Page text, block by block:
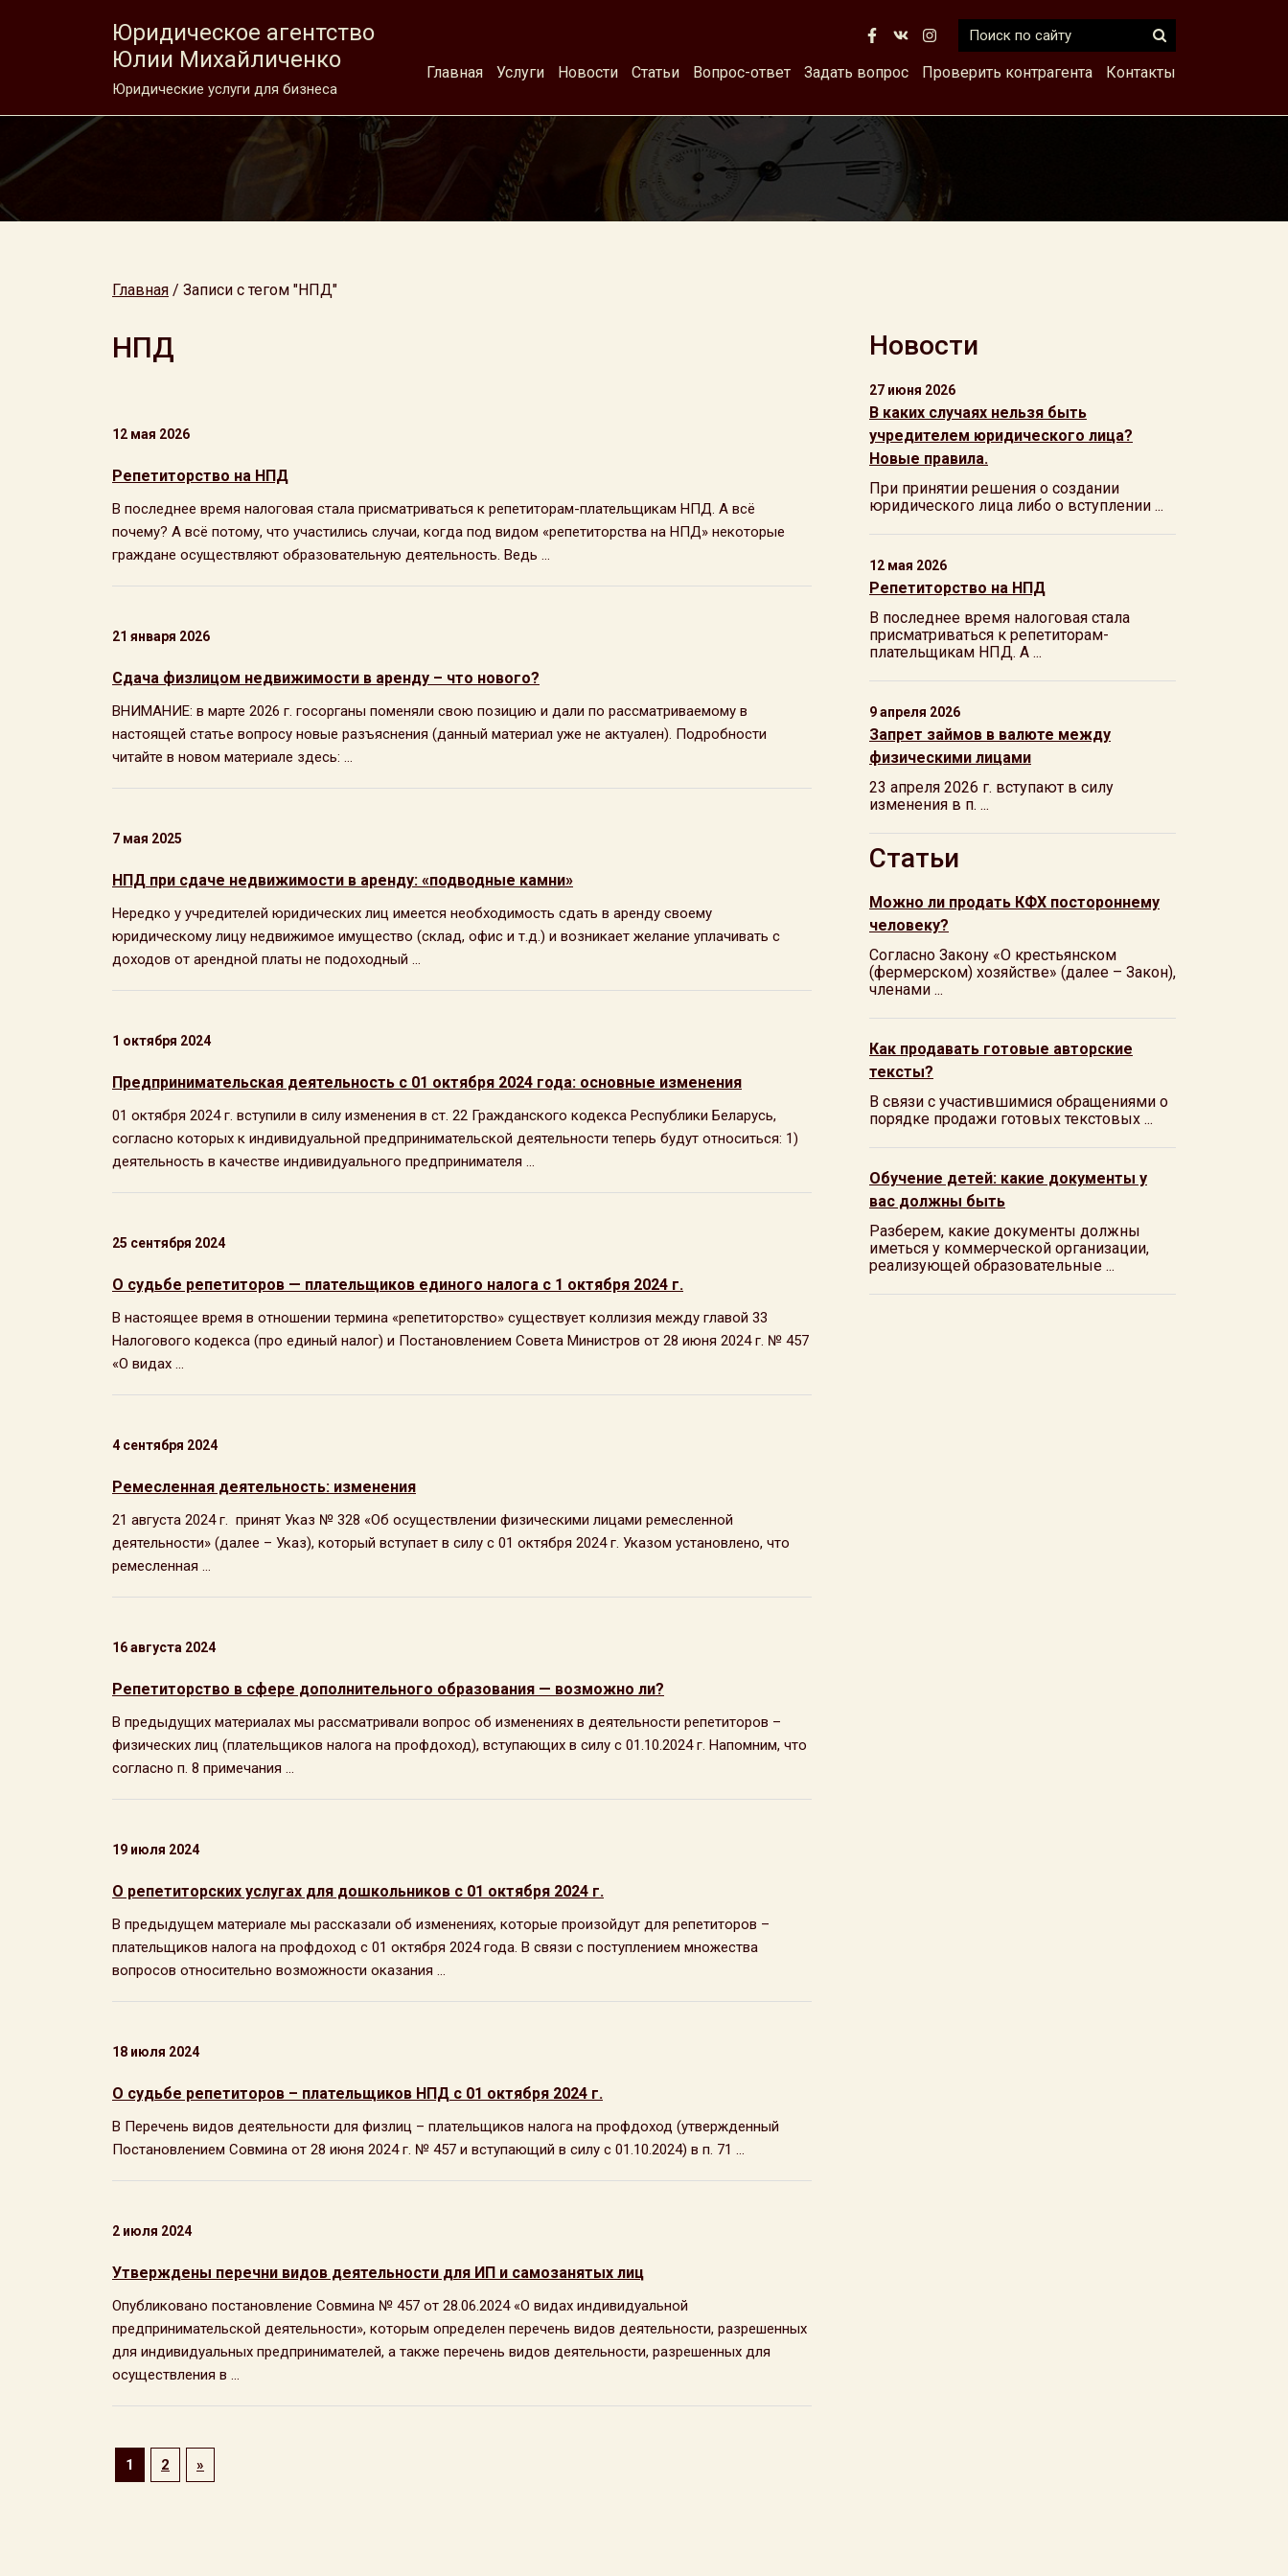
Юридическое агентство
Юлии Михайличенко
Юридические услуги для бизнеса
Главная Услуги Новости Статьи Вопрос-ответ Задать вопрос Проверить контрагента Контакты
Главная / Записи с тегом "НПД"
НПД
12 мая 2026
Репетиторство на НПД
В последнее время налоговая стала присматриваться к репетиторам-плательщикам НПД. А всё
почему? А всё потому, что участились случаи, когда под видом «репетиторства на НПД» некоторые
граждане осуществляют образовательную деятельность. Ведь ...
21 января 2026
Сдача физлицом недвижимости в аренду – что нового?
ВНИМАНИЕ: в марте 2026 г. госорганы поменяли свою позицию и дали по рассматриваемому в
настоящей статье вопросу новые разъяснения (данный материал уже не актуален). Подробности
читайте в новом материале здесь: ...
7 мая 2025
НПД при сдаче недвижимости в аренду: «подводные камни»
Нередко у учредителей юридических лиц имеется необходимость сдать в аренду своему
юридическому лицу недвижимое имущество (склад, офис и т.д.) и возникает желание уплачивать с
доходов от арендной платы не подоходный ...
1 октября 2024
Предпринимательская деятельность с 01 октября 2024 года: основные изменения
01 октября 2024 г. вступили в силу изменения в ст. 22 Гражданского кодекса Республики Беларусь,
согласно которых к индивидуальной предпринимательской деятельности теперь будут относиться: 1)
деятельность в качестве индивидуального предпринимателя ...
25 сентября 2024
О судьбе репетиторов — плательщиков единого налога с 1 октября 2024 г.
В настоящее время в отношении термина «репетиторство» существует коллизия между главой 33
Налогового кодекса (про единый налог) и Постановлением Совета Министров от 28 июня 2024 г. № 457
«О видах ...
4 сентября 2024
Ремесленная деятельность: изменения
21 августа 2024 г. принят Указ № 328 «Об осуществлении физическими лицами ремесленной
деятельности» (далее – Указ), который вступает в силу с 01 октября 2024 г. Указом установлено, что
ремесленная ...
16 августа 2024
Репетиторство в сфере дополнительного образования — возможно ли?
В предыдущих материалах мы рассматривали вопрос об изменениях в деятельности репетиторов –
физических лиц (плательщиков налога на профдоход), вступающих в силу с 01.10.2024 г. Напомним, что
согласно п. 8 примечания ...
19 июля 2024
О репетиторских услугах для дошкольников с 01 октября 2024 г.
В предыдущем материале мы рассказали об изменениях, которые произойдут для репетиторов –
плательщиков налога на профдоход с 01 октября 2024 года. В связи с поступлением множества
вопросов относительно возможности оказания ...
18 июля 2024
О судьбе репетиторов – плательщиков НПД с 01 октября 2024 г.
В Перечень видов деятельности для физлиц – плательщиков налога на профдоход (утвержденный
Постановлением Совмина от 28 июня 2024 г. № 457 и вступающий в силу с 01.10.2024) в п. 71 ...
2 июля 2024
Утверждены перечни видов деятельности для ИП и самозанятых лиц
Опубликовано постановление Совмина № 457 от 28.06.2024 «О видах индивидуальной
предпринимательской деятельности», которым определен перечень видов деятельности, разрешенных
для индивидуальных предпринимателей, а также перечень видов деятельности, разрешенных для
осуществления в ...
1 2 »
Новости
27 июня 2026
В каких случаях нельзя быть
учредителем юридического лица?
Новые правила.
При принятии решения о создании
юридического лица либо о вступлении ...
12 мая 2026
Репетиторство на НПД
В последнее время налоговая стала
присматриваться к репетиторам-
плательщикам НПД. А ...
9 апреля 2026
Запрет займов в валюте между
физическими лицами
23 апреля 2026 г. вступают в силу
изменения в п. ...
Статьи
Можно ли продать КФХ постороннему
человеку?
Согласно Закону «О крестьянском
(фермерском) хозяйстве» (далее – Закон),
членами ...
Как продавать готовые авторские
тексты?
В связи с участившимися обращениями о
порядке продажи готовых текстовых ...
Обучение детей: какие документы у
вас должны быть
Разберем, какие документы должны
иметься у коммерческой организации,
реализующей образовательные ...